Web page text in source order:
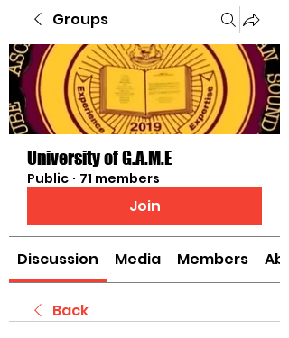
Groups
University of G.A.M.E
Public · 71 members
Join
Discussion Media Members
Back